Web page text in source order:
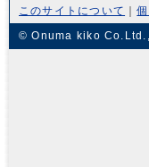
このサイトについて ｜
© Onuma kiko